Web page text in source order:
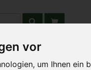
vor
um Ihnen ein
Unsere